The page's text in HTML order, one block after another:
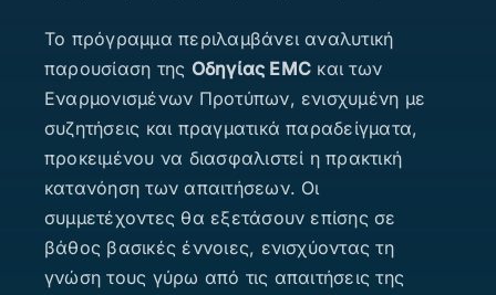
Το πρόγραμμα περιλαμβάνει αναλυτική
παρουσίαση της Οδηγίας EMC και των
Εναρμονισμένων Προτύπων, ενισχυμένη με
συζητήσεις και πραγματικά παραδείγματα,
προκειμένου να διασφαλιστεί η πρακτική
κατανόηση των απαιτήσεων. Οι
συμμετέχοντες θα εξετάσουν επίσης σε
βάθος βασικές έννοιες, ενισχύοντας τη
γνώση τους γύρω από τις απαιτήσεις της